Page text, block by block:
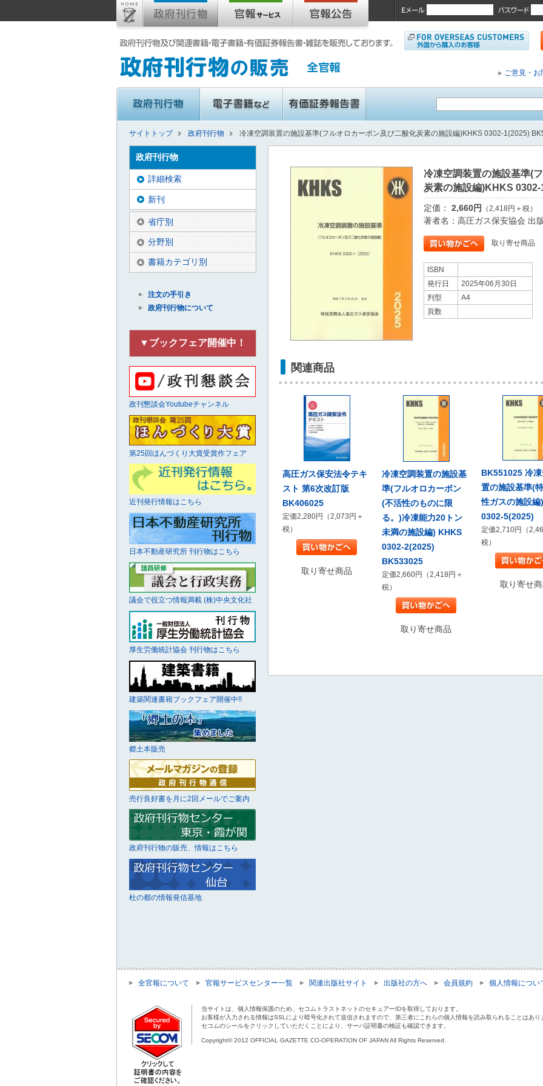
ご意見・お
サイトトップ 政府刊行物 冷凍空調装置の施設基準(フルオロカーボン及び二酸化炭素の施設編)KHKS 0302-1(2025)
冷凍空調装置の施設基準(
炭素の施設編)KHKS
定価： 2,660円 （2,418円＋税）
著者名：高圧ガス保安協会 出
取り寄せ商品
ISBN
発行日
2025年06月30日
判型
A4
頁数
関連商品
高圧ガス保安法令テキ
スト 第6次改訂版
BK406025
定価2,280円（2,073円＋
税）
取り寄せ商品
冷凍空調装置の施設基
準(フルオロカーボン
(不活性のものに限
る。)冷凍能力20トン
未満の施設編) KHKS
0302-2(2025)
BK533025
定価2,660円（2,418円＋
税）
取り寄せ商品
BK551025 冷
置の施設基準(
性ガスの施設
0302-5(2025)
定価2,710円（
税）
取り寄せ
政府刊行物
詳細検索
新刊
省庁別
分野別
書籍カテゴリ別
注文の手引き
政府刊行物について
▼ブックフェア開催中！
政刊懇談会Youtubeチャンネル
第25回ほんづくり大賞受賞作フェア
近刊発行情報はこちら
日本不動産研究所 刊行物はこちら
議会で役立つ情報満載 (株)中央文化社
厚生労働統計協会 刊行物はこちら
建築関連書籍ブックフェア開催中!!
郷土本販売
売行良好書を月に2回メールでご案内
政府刊行物の販売、情報はこちら
杜の都の情報発信基地
全官報について 官報サービスセンター一覧 関連出版社サイト 出版社の方へ 会員規約 個人情報につい
当サイトは、個人情報保護のため、セコムトラストネットのセキュアーIDを取得しております。
お客様が入力される情報はSSLにより暗号化されて送信されますので、第三者にこれらの個人情報を読み取られることはあり
セコムのシールをクリックしていただくことにより、サーバ証明書の検証も確認できます。
Copyright© 2012 OFFICIAL GAZETTE CO-OPERATION OF JAPAN All Rights Reserved.